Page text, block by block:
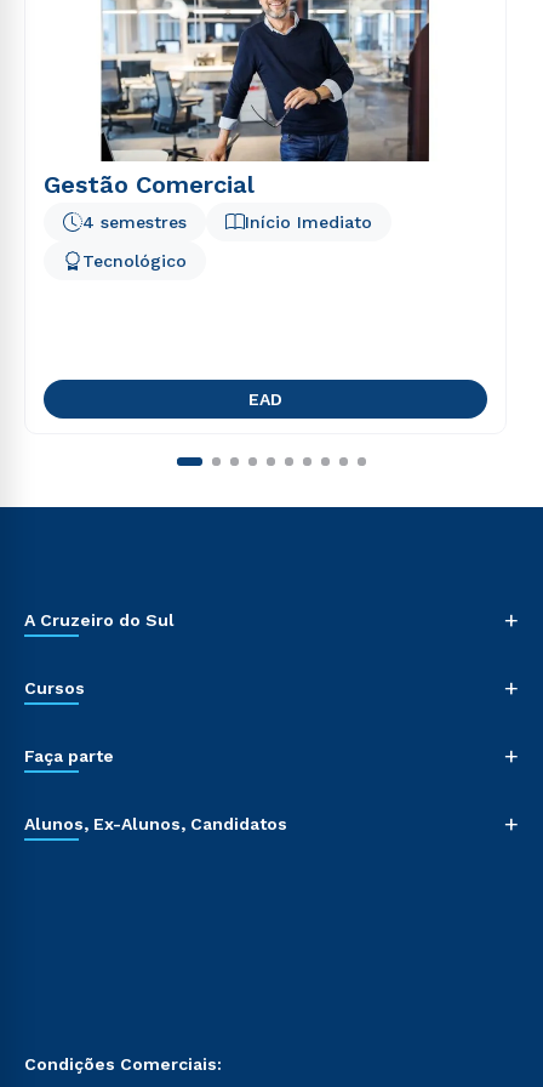
Gestão Comercial
Início Imediato
4 semestres
Tecnológico
EAD
A Cruzeiro do Sul +
Cursos +
Faça parte +
Alunos, Ex-Alunos, Candidatos +
Condições Comerciais: